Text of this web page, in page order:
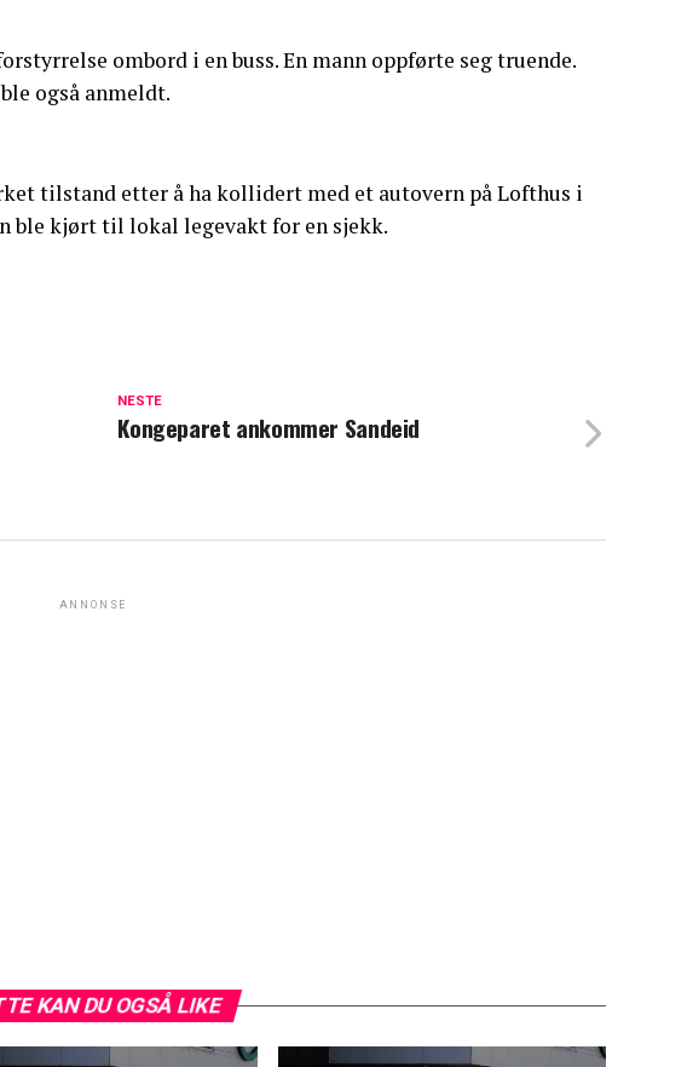
ombord i en buss. En mann oppførte seg truende.
også anmeldt.
tilstand etter å ha kollidert med et autovern på Lofthus i
ble kjørt til lokal legevakt for en sjekk.
NESTE
Kongeparet ankommer Sandeid
ANNONSE
KAN DU OGSÅ LIKE